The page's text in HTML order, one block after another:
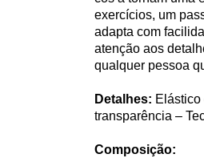
exercícios, um
adapta com
atenção aos
qualquer pessoa
Detalhes:
transparência –
Composição: